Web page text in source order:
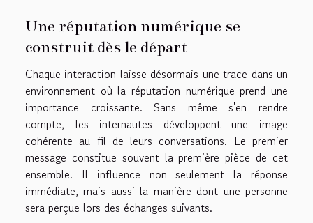
Une réputation numérique se
construit dès le départ
Chaque interaction laisse désormais une trace dans un
environnement où la réputation numérique prend une
importance croissante. Sans même s'en rendre
compte, les internautes développent une image
cohérente au fil de leurs conversations. Le premier
message constitue souvent la première pièce de cet
ensemble. Il influence non seulement la réponse
immédiate, mais aussi la manière dont une personne
sera perçue lors des échanges suivants.